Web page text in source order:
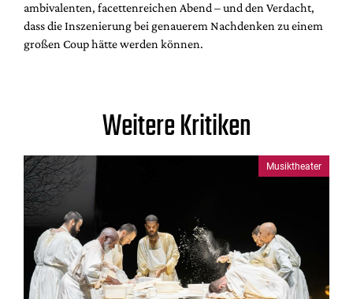
ambivalenten, facettenreichen Abend – und den Verdacht,
dass die Inszenierung bei genauerem Nachdenken zu einem
großen Coup hätte werden können.
Weitere Kritiken
Musiktheater